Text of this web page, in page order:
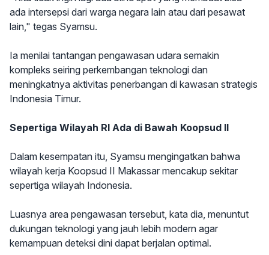
ada intersepsi dari warga negara lain atau dari pesawat
lain," tegas Syamsu.
Ia menilai tantangan pengawasan udara semakin
kompleks seiring perkembangan teknologi dan
meningkatnya aktivitas penerbangan di kawasan strategis
Indonesia Timur.
Sepertiga Wilayah RI Ada di Bawah Koopsud II
Dalam kesempatan itu, Syamsu mengingatkan bahwa
wilayah kerja Koopsud II Makassar mencakup sekitar
sepertiga wilayah Indonesia.
Luasnya area pengawasan tersebut, kata dia, menuntut
dukungan teknologi yang jauh lebih modern agar
kemampuan deteksi dini dapat berjalan optimal.